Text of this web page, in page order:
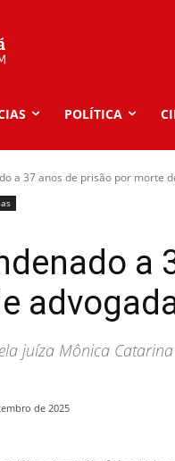
POLÍTICA
a 37 anos de prisão por morte
a
juíza Mônica
de 2025